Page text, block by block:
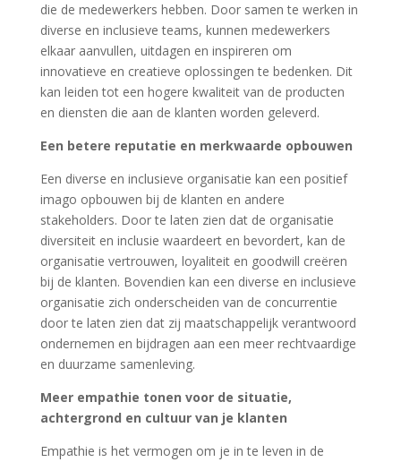
die de medewerkers hebben. Door samen te werken in
diverse en inclusieve teams, kunnen medewerkers
elkaar aanvullen, uitdagen en inspireren om
innovatieve en creatieve oplossingen te bedenken. Dit
kan leiden tot een hogere kwaliteit van de producten
en diensten die aan de klanten worden geleverd.
Een betere reputatie en merkwaarde opbouwen
Een diverse en inclusieve organisatie kan een positief
imago opbouwen bij de klanten en andere
stakeholders. Door te laten zien dat de organisatie
diversiteit en inclusie waardeert en bevordert, kan de
organisatie vertrouwen, loyaliteit en goodwill creëren
bij de klanten. Bovendien kan een diverse en inclusieve
organisatie zich onderscheiden van de concurrentie
door te laten zien dat zij maatschappelijk verantwoord
ondernemen en bijdragen aan een meer rechtvaardige
en duurzame samenleving.
Meer empathie tonen voor de situatie,
achtergrond en cultuur van je klanten
Empathie is het vermogen om je in te leven in de